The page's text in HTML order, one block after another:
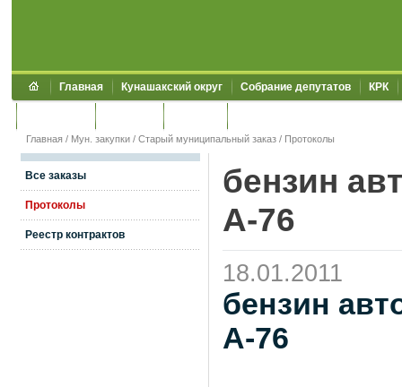
Главная Кунашакский округ Собрание депутатов КРК
Главная / Мун. закупки / Старый муниципальный заказ / Протоколы
Все заказы
Протоколы
Реестр контрактов
бензин
А-76
18.01.2011
бензин
А-76